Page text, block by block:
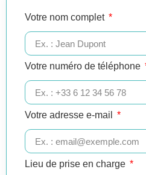
Votre nom complet
Votre numéro de téléphone
Votre adresse e-mail
Lieu de prise en charge